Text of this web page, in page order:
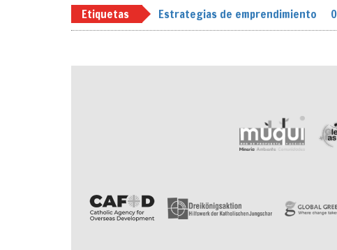
Etiquetas Estrategias de emprendimiento